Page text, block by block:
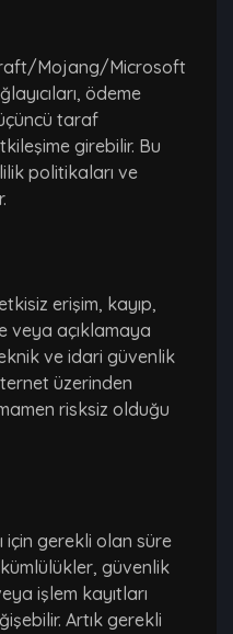
Mojang/Microsoft
ödeme
taraf
girebilir. Bu
politikaları ve
erişim, kayıp,
veya açıklamaya
ve idari güvenlik
üzerinden
risksiz olduğu
için gerekli olan süre
güvenlik
işlem kayıtları
Artık gerekli